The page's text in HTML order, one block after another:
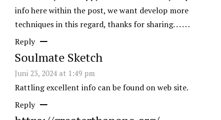
info here within the post, we want develop more
techniques in this regard, thanks for sharing. . . . . .
Reply
Soulmate Sketch
Juni 23, 2024 at 1:49 pm
Rattling excellent info can be found on web site.
Reply